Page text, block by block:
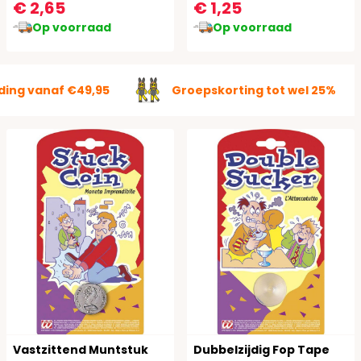
€ 2,65
Op voorraad
€ 1,25
Op voorraad
vanaf €49,95 Groepskorting tot wel 25%
Vastzittend Muntstuk Dubbelzijdig Fop Tape